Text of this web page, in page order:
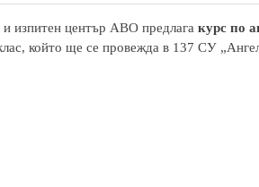
изпитен център АВО предлага курс по
който ще се провежда в 137 СУ